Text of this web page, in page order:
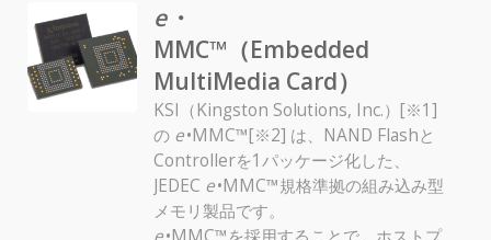
e ・
MMC™（Embedded
MultiMedia Card）
KSI（Kingston Solutions, Inc.）[※1]
の e•MMC™[※2] は、NAND Flashと
Controllerを1パッケージ化した、
JEDEC e•MMC™規格準拠の組み込み型
メモリ製品です。